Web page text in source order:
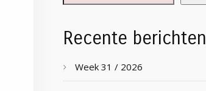
Recente berichten
Week 31 / 2026